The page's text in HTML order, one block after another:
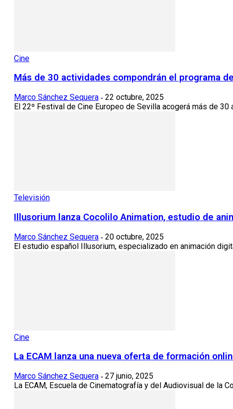
Cine
Más de 30 actividades compondrán el programa
Marco Sánchez Sequera - 22 octubre, 2025
El 22º Festival de Cine Europeo de Sevilla acogerá más de
Televisión
Illusorium lanza Cocolilo Animation, estudio de
Marco Sánchez Sequera - 20 octubre, 2025
El estudio español Illusorium, especializado en animación
Cine
La ECAM lanza una nueva oferta de formación
Marco Sánchez Sequera - 27 junio, 2025
La ECAM, Escuela de Cinematografía y del Audiovisual de la